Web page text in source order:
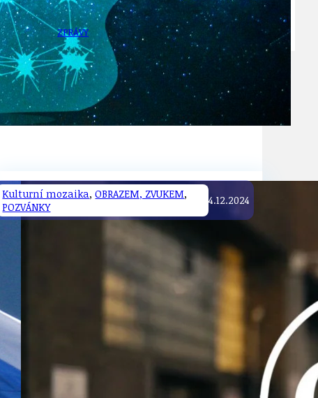
ZPRÁVY
TÉMA
TÉMATA SPÍCÍ
Kulturní mozaika,OBRAZEM, ZVUKEM,
POZVÁNKY
4.12.2024